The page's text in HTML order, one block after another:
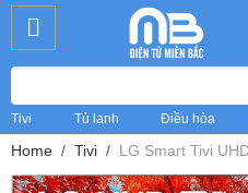
Tivi Tủ lạnh Điều hòa
Home Tivi LG Smart Tivi